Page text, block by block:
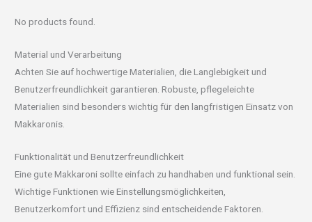
No products found.
Material und Verarbeitung
Achten Sie auf hochwertige Materialien, die Langlebigkeit und
Benutzerfreundlichkeit garantieren. Robuste, pflegeleichte
Materialien sind besonders wichtig für den langfristigen Einsatz von
Makkaronis.
Funktionalität und Benutzerfreundlichkeit
Eine gute Makkaroni sollte einfach zu handhaben und funktional sein.
Wichtige Funktionen wie Einstellungsmöglichkeiten,
Benutzerkomfort und Effizienz sind entscheidende Faktoren.